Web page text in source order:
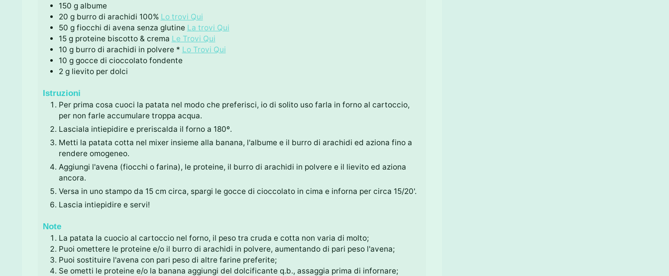
150 g albume
20 g burro di arachidi 100% Lo trovi Qui
50 g fiocchi di avena senza glutine La trovi Qui
15 g proteine biscotto & crema Le Trovi Qui
10 g burro di arachidi in polvere * Lo Trovi Qui
10 g gocce di cioccolato fondente
2 g lievito per dolci
Istruzioni
Per prima cosa cuoci la patata nel modo che preferisci, io di solito uso farla in forno al cartoccio,
per non farle accumulare troppa acqua.
Lasciala intiepidire e preriscalda il forno a 180º.
Metti la patata cotta nel mixer insieme alla banana, l'albume e il burro di arachidi ed aziona fino a
rendere omogeneo.
Aggiungi l'avena (fiocchi o farina), le proteine, il burro di arachidi in polvere e il lievito ed aziona
ancora.
Versa in uno stampo da 15 cm circa, spargi le gocce di cioccolato in cima e inforna per circa 15/20'.
Lascia intiepidire e servi!
Note
La patata la cuocio al cartoccio nel forno, il peso tra cruda e cotta non varia di molto;
Puoi omettere le proteine e/o il burro di arachidi in polvere, aumentando di pari peso l'avena;
Puoi sostituire l'avena con pari peso di altre farine preferite;
Se ometti le proteine e/o la banana aggiungi del dolcificante q.b., assaggia prima di infornare;